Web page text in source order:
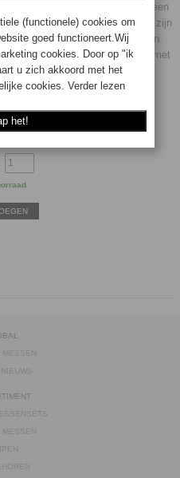
Professionele koks prefereren een
zelfs nog groter. Koksmessen zijn
hoeveelheden voedsel te snijden.
afmeting, meestal met
van 20cm.
MESSEN
NIEUWS
MESSEN